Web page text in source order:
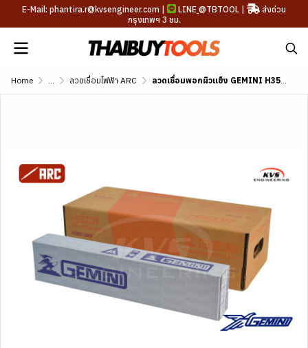
E-Mail: phantira.r@kvsengineer.com | LINE @TBTOOL |
ส่งด่วน
กรุงเทพฯ 3 ชม.
Home ... ลวดเชื่อมไฟฟ้า ARC ลวดเชื่อมพอกผิวแข็ง GEMINI H350B DIN 8555 E1-UM-350